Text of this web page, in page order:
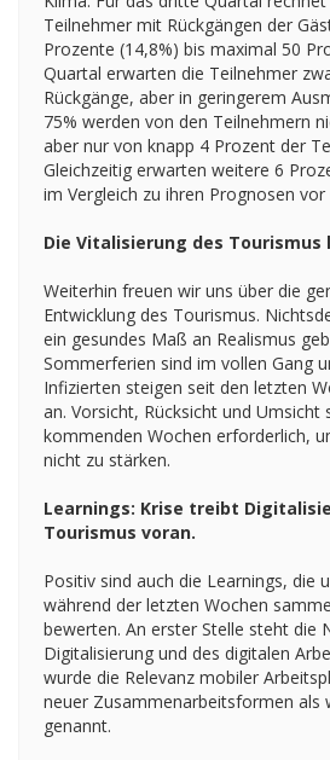
Teilnehmer mit Rückgängen der
Prozente (14,8%) bis maximal 50
Quartal erwarten die Teilnehmer
Rückgänge, aber in geringerem
75% werden von den Teilnehmern
aber nur von knapp 4 Prozent der
Gleichzeitig erwarten weitere 6
im Vergleich zu ihren Prognosen vor
Die Vitalisierung des Tourismus
Weiterhin freuen wir uns über die
Entwicklung des Tourismus.
ein gesundes Maß an Realismus
Sommerferien sind im vollen Gang
Infizierten steigen seit den letzten
an. Vorsicht, Rücksicht und Umsicht
kommenden Wochen erforderlich,
nicht zu stärken.
Learnings: Krise treibt
Tourismus voran.
Positiv sind auch die Learnings, die
während der letzten Wochen
bewerten. An erster Stelle steht die
Digitalisierung und des digitalen
wurde die Relevanz mobiler
neuer Zusammenarbeitsformen als
genannt.